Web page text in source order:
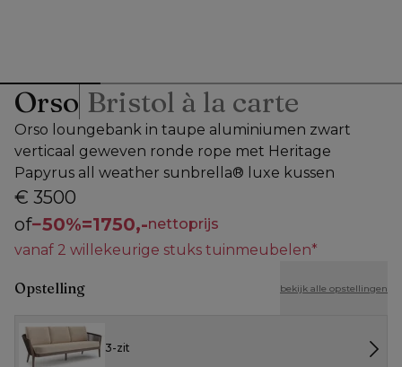
Orso Bristol à la carte
Orso loungebank in taupe aluminiumen zwart
verticaal geweven ronde rope met Heritage
Papyrus all weather sunbrella® luxe kussen
€ 3500
of−50%=1750,-nettoprijs
vanaf 2 willekeurige stuks tuinmeubelen*
Opstelling bekijk alle opstellingen
3-zit